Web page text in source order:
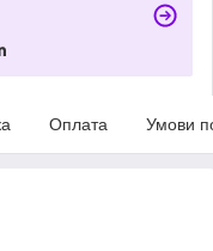
Оплата Умови